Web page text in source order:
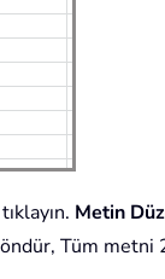
Metin
Tüm metni